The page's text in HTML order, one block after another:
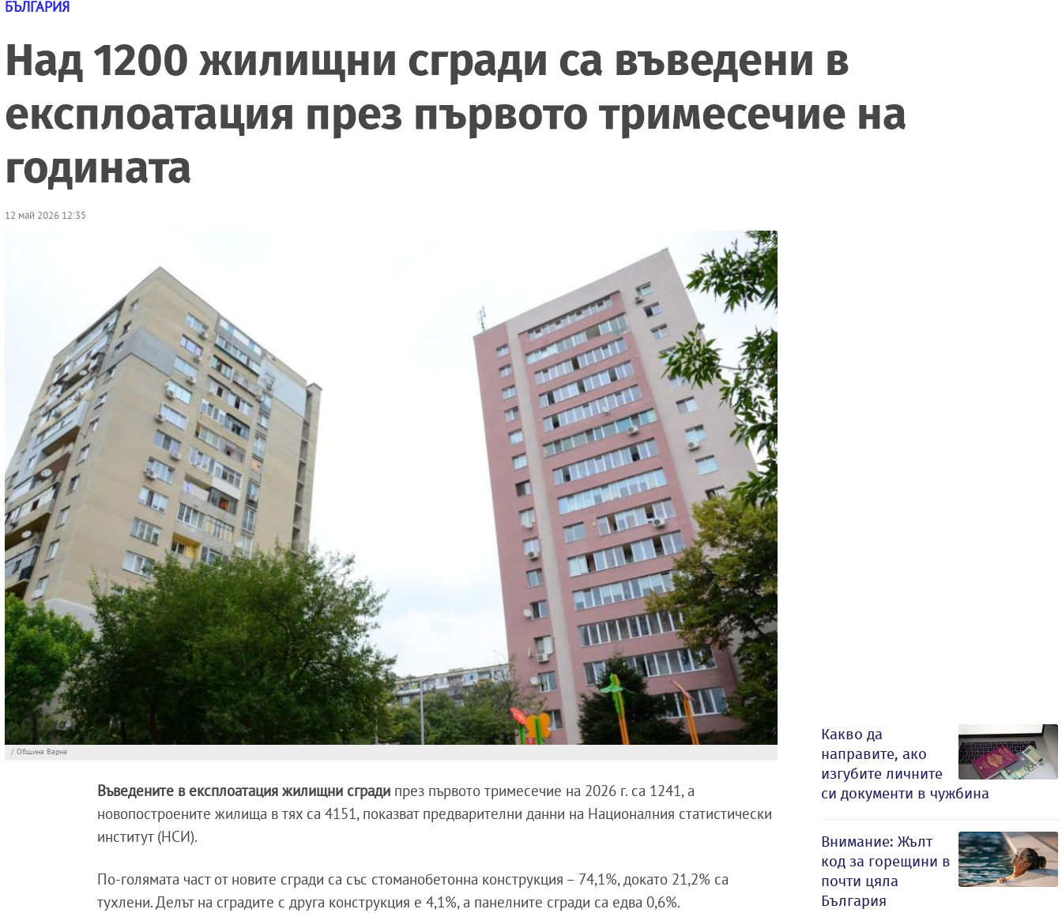
БЪЛГАРИЯ
Над 1200 жилищни сгради са въведени в
експлоатация през първото тримесечие на
годината
12 май 2026 12:35
/ Община Варна
Въведените в експлоатация жилищни сгради през първото тримесечие на 2026 г. са 1241, а
новопостроените жилища в тях са 4151, показват предварителни данни на Националния статистически
институт (НСИ).
По-голямата част от новите сгради са със стоманобетонна конструкция – 74,1%, докато 21,2% са
тухлени. Делът на сградите с друга конструкция е 4,1%, а панелните сгради са едва 0,6%.
Какво да
направите, ако
изгубите личните
си документи в чужбина
Внимание: Жълт
код за горещини в
почти цяла
България